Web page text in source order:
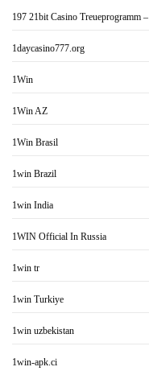
197 21bit Casino Treueprogramm –
1daycasino777.org
1Win
1Win AZ
1Win Brasil
1win Brazil
1win India
1WIN Official In Russia
1win tr
1win Turkiye
1win uzbekistan
1win-apk.ci